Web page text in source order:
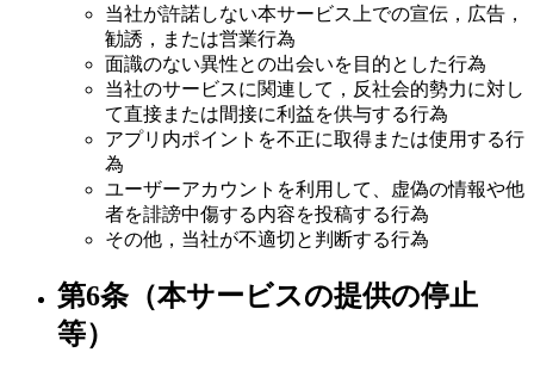
当社が許諾しない本サービス上での宣伝，広告，
勧誘，または営業行為
面識のない異性との出会いを目的とした行為
当社のサービスに関連して，反社会的勢力に対し
て直接または間接に利益を供与する行為
アプリ内ポイントを不正に取得または使用する行
為
ユーザーアカウントを利用して、虚偽の情報や他
者を誹謗中傷する内容を投稿する行為
その他，当社が不適切と判断する行為
第6条（本サービスの提供の停止
等）